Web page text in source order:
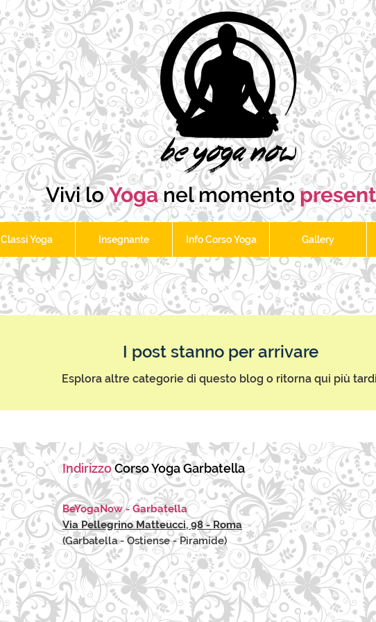
Vivi loYoganel momento
Classi Yoga Insegnante Info Corso Yoga Gallery
I post stanno per arrivare
Esplora altre categorie di questo blog o ritorna qui più
IndirizzoCorso Yoga Garbatella
BeYogaNow - Garbatella
Via Pellegrino Matteucci, 98 - Roma
(Garbatella - Ostiense - Piramide)